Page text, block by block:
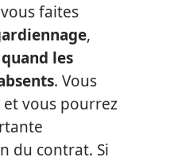
faites
,
quand les
. Vous
vous pourrez
du contrat. Si